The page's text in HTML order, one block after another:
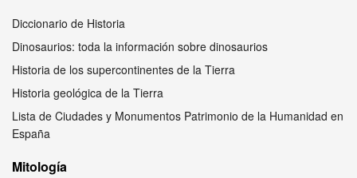
Diccionario de Historia
Dinosaurios: toda la información sobre dinosaurios
Historia de los supercontinentes de la Tierra
Historia geológica de la Tierra
Lista de Ciudades y Monumentos Patrimonio de la Humanidad en
España
Mitología